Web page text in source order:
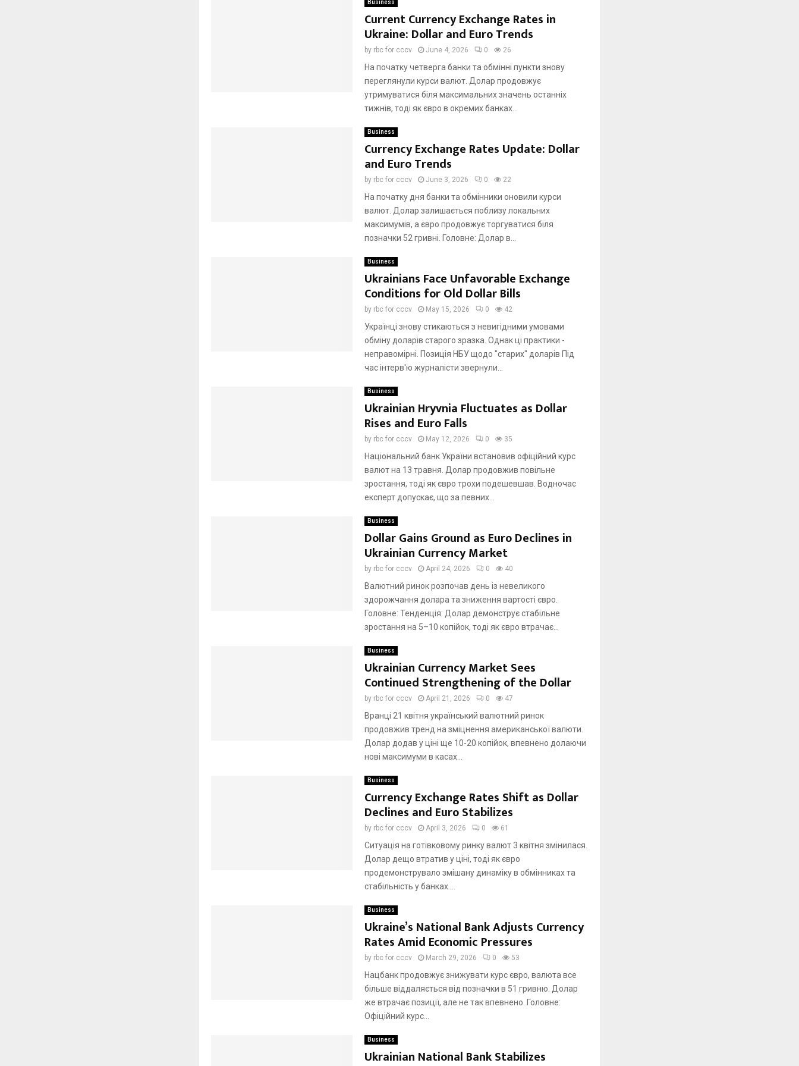
Business
Current Currency Exchange Rates in
Ukraine: Dollar and Euro Trends
by rbc for cccv June 4, 2026 0 26
На початку четверга банки та обмінні пункти знову
переглянули курси валют. Долар продовжує
утримуватися біля максимальних значень останніх
тижнів, тоді як євро в окремих банках...
Business
Currency Exchange Rates Update: Dollar
and Euro Trends
by rbc for cccv June 3, 2026 0 22
На початку дня банки та обмінники оновили курси
валют. Долар залишається поблизу локальних
максимумів, а євро продовжує торгуватися біля
позначки 52 гривні. Головне: Долар в...
Business
Ukrainians Face Unfavorable Exchange
Conditions for Old Dollar Bills
by rbc for cccv May 15, 2026 0 42
Українці знову стикаються з невигідними умовами
обміну доларів старого зразка. Однак ці практики -
неправомірні. Позиція НБУ щодо "старих" доларів Під
час інтерв'ю журналісти звернули...
Business
Ukrainian Hryvnia Fluctuates as Dollar
Rises and Euro Falls
by rbc for cccv May 12, 2026 0 35
Національний банк України встановив офіційний курс
валют на 13 травня. Долар продовжив повільне
зростання, тоді як євро трохи подешевшав. Водночас
експерт допускає, що за певних...
Business
Dollar Gains Ground as Euro Declines in
Ukrainian Currency Market
by rbc for cccv April 24, 2026 0 40
Валютний ринок розпочав день із невеликого
здорожчання долара та зниження вартості євро.
Головне: Тенденція: Долар демонструє стабільне
зростання на 5–10 копійок, тоді як євро втрачає...
Business
Ukrainian Currency Market Sees
Continued Strengthening of the Dollar
by rbc for cccv April 21, 2026 0 47
Вранці 21 квітня український валютний ринок
продовжив тренд на зміцнення американської валюти.
Долар додав у ціні ще 10-20 копійок, впевнено долаючи
нові максимуми в касах...
Business
Currency Exchange Rates Shift as Dollar
Declines and Euro Stabilizes
by rbc for cccv April 3, 2026 0 61
Ситуація на готівковому ринку валют 3 квітня змінилася.
Долар дещо втратив у ціні, тоді як євро
продемонструвало змішану динаміку в обмінниках та
стабільність у банках....
Business
Ukraine’s National Bank Adjusts Currency
Rates Amid Economic Pressures
by rbc for cccv March 29, 2026 0 53
Нацбанк продовжує знижувати курс євро, валюта все
більше віддаляється від позначки в 51 гривню. Долар
же втрачає позиції, але не так впевнено. Головне:
Офіційний курс...
Business
Ukrainian National Bank Stabilizes